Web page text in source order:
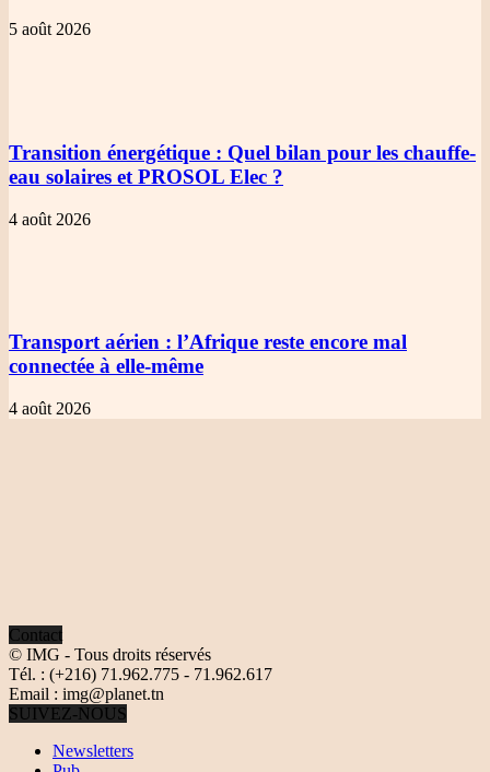
5 août 2026
Transition énergétique : Quel bilan pour les chauffe-
eau solaires et PROSOL Elec ?
4 août 2026
Transport aérien : l’Afrique reste encore mal
connectée à elle-même
4 août 2026
Contact
© IMG - Tous droits réservés
Tél. : (+216) 71.962.775 - 71.962.617
Email : img@planet.tn
SUIVEZ-NOUS
Newsletters